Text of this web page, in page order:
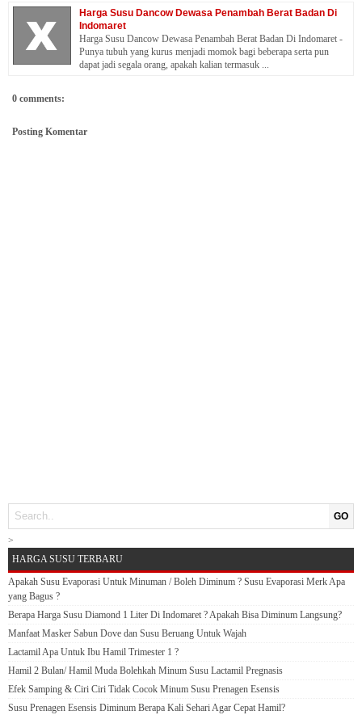
Harga Susu Dancow Dewasa Penambah Berat Badan Di
Indomaret
Harga Susu Dancow Dewasa Penambah Berat Badan Di Indomaret -
Punya tubuh yang kurus menjadi momok bagi beberapa serta pun
dapat jadi segala orang, apakah kalian termasuk ...
0 comments:
Posting Komentar
GO
>
HARGA SUSU TERBARU
Apakah Susu Evaporasi Untuk Minuman / Boleh Diminum ? Susu Evaporasi Merk Apa
yang Bagus ?
Berapa Harga Susu Diamond 1 Liter Di Indomaret ? Apakah Bisa Diminum Langsung?
Manfaat Masker Sabun Dove dan Susu Beruang Untuk Wajah
Lactamil Apa Untuk Ibu Hamil Trimester 1 ?
Hamil 2 Bulan/ Hamil Muda Bolehkah Minum Susu Lactamil Pregnasis
Efek Samping & Ciri Ciri Tidak Cocok Minum Susu Prenagen Esensis
Susu Prenagen Esensis Diminum Berapa Kali Sehari Agar Cepat Hamil?